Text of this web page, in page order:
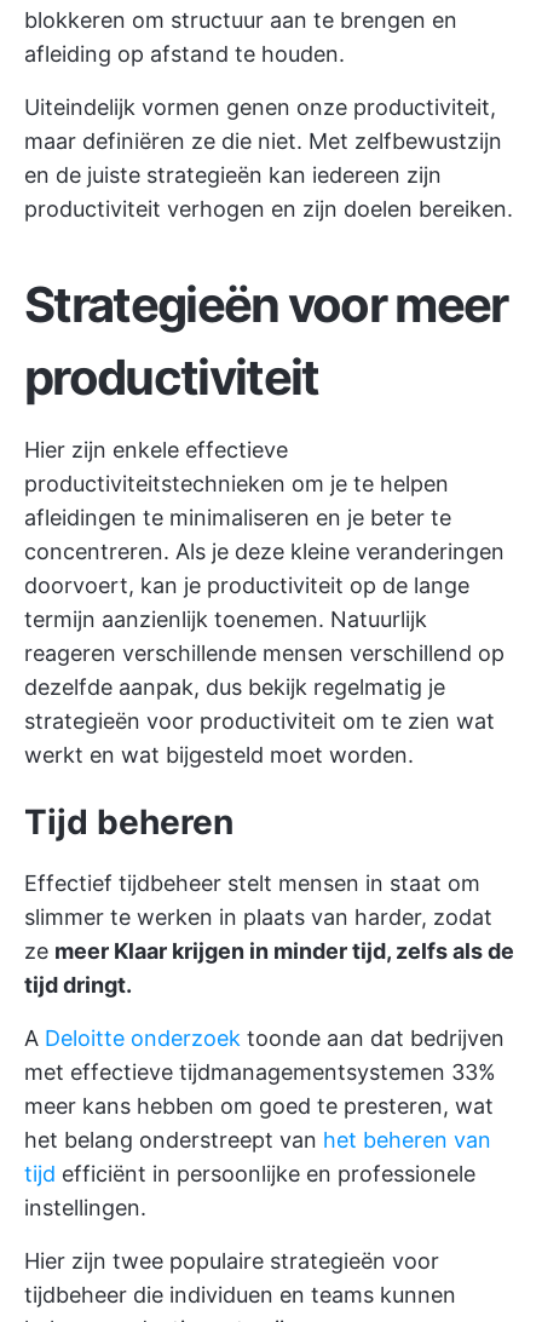
blokkeren om structuur aan te brengen en
afleiding op afstand te houden.
Uiteindelijk vormen genen onze productiviteit,
maar definiëren ze die niet. Met zelfbewustzijn
en de juiste strategieën kan iedereen zijn
productiviteit verhogen en zijn doelen bereiken.
Strategieën voor meer
productiviteit
Hier zijn enkele effectieve
productiviteitstechnieken om je te helpen
afleidingen te minimaliseren en je beter te
concentreren. Als je deze kleine veranderingen
doorvoert, kan je productiviteit op de lange
termijn aanzienlijk toenemen. Natuurlijk
reageren verschillende mensen verschillend op
dezelfde aanpak, dus bekijk regelmatig je
strategieën voor productiviteit om te zien wat
werkt en wat bijgesteld moet worden.
Tijd beheren
Effectief tijdbeheer stelt mensen in staat om
slimmer te werken in plaats van harder, zodat
ze meer Klaar krijgen in minder tijd, zelfs als de
tijd dringt.
A Deloitte onderzoek toonde aan dat bedrijven
met effectieve tijdmanagementsystemen 33%
meer kans hebben om goed te presteren, wat
het belang onderstreept van het beheren van
tijd efficiënt in persoonlijke en professionele
instellingen.
Hier zijn twee populaire strategieën voor
tijdbeheer die individuen en teams kunnen